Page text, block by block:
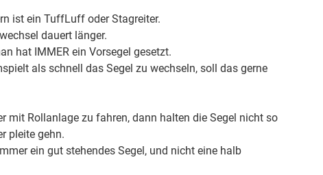
ist ein TuffLuff oder Stagreiter.
dauert länger.
hat IMMER ein Vorsegel gesetzt.
als schnell das Segel zu wechseln, soll das gerne
Rollanlage zu fahren, dann halten die Segel nicht so
pleite gehn.
ein gut stehendes Segel, und nicht eine halb